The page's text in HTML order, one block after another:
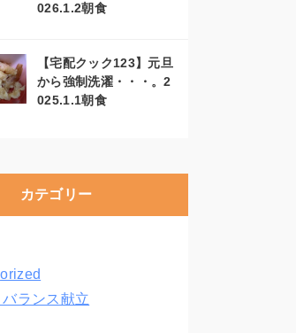
026.1.2朝食
【宅配クック123】元旦
から強制洗濯・・・。2
025.1.1朝食
カテゴリー
ランス献立